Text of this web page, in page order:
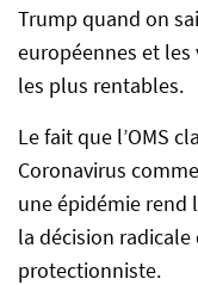
Trump quand on
européennes et
les plus rentables.
Le fait que l’OMS
Coronavirus
une épidémie rend
la décision radicale
protectionniste.